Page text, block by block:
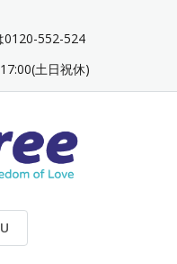
0120-552-524
土日祝休)